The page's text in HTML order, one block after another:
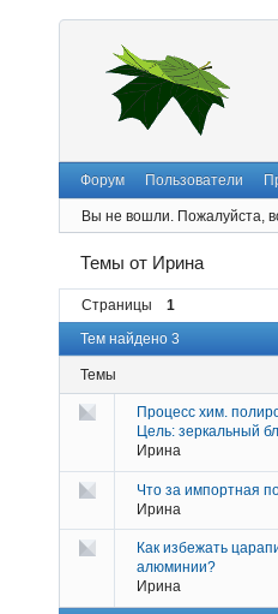
Форум Пользователи
Вы не вошли. Пожалуйста,
Темы от Ирина
Страницы
1
Тем найдено 3
Темы
Процесс хим.
Цель: зеркальный
Ирина
Что за импортная
Ирина
Как избежать
алюминии?
Ирина